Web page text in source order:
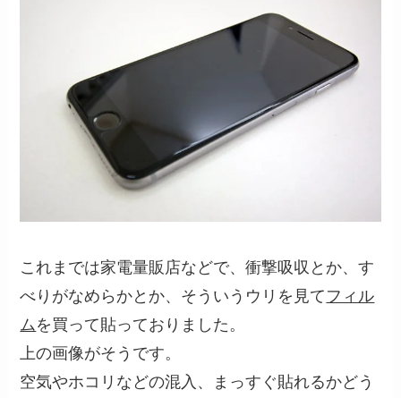
これまでは家電量販店などで、衝撃吸収とか、す
べりがなめらかとか、そういうウリを見て フィル
ムを買って貼っておりました。
上の画像がそうです。
空気やホコリなどの混入、まっすぐ貼れるかどう